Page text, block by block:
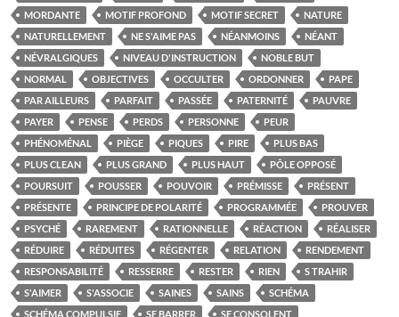
MORDANTE
MOTIF PROFOND MOTIF SECRET
NATURE
NATURELLEMENT
NE S'AIME PAS NÉANMOINS
NÉANT
NÉVRALGIQUES
NIVEAU D'INSTRUCTION
NOBLE BUT
NORMAL
OBJECTIVES OCCULTER ORDONNER
PAPE
PAR AILLEURS
PARFAIT PASSÉE PATERNITÉ
PAUVRE
PAYER
PENSE PERDS PERSONNE
PEUR
PHÉNOMÉNAL
PIÈGE PIQUES PIRE
PLUS BAS
PLUS CLEAN
PLUS GRAND PLUS HAUT
PÔLE OPPOSÉ
POURSUIT
POUSSER POUVOIR PRÉMISSE
PRÉSENT
PRÉSENTE
PRINCIPE DE POLARITÉ PROGRAMMÉE
PROUVER
PSYCHÉ
RAREMENT RATIONNELLE RÉACTION
RÉALISER
RÉDUIRE
RÉDUITES RÉGENTER RELATION
RENDEMENT
RESPONSABILITÉ
RESSERRE RESTER RIEN
S TRAHIR
S'AIMER
S'ASSOCIE SAINES SAINS
SCHÉMA
SCHÉMA COMPULSIF
SE BARRER
SE CONSOLENT